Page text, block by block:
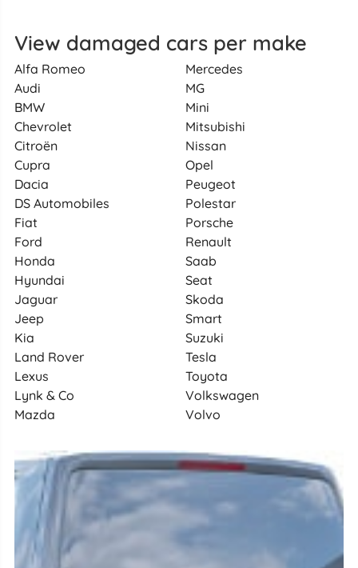
View damaged cars per make
Alfa Romeo
Audi
BMW
Chevrolet
Citroën
Cupra
Dacia
DS Automobiles
Fiat
Ford
Honda
Hyundai
Jaguar
Jeep
Kia
Land Rover
Lexus
Lynk & Co
Mazda
Mercedes
MG
Mini
Mitsubishi
Nissan
Opel
Peugeot
Polestar
Porsche
Renault
Saab
Seat
Skoda
Smart
Suzuki
Tesla
Toyota
Volkswagen
Volvo